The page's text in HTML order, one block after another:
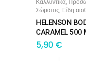
ΠΡΟΣΘΉΚΗ
Καλλυντικά,
Σώματος, Είδη
HELENSON
CARAMEL 500
5,90 €